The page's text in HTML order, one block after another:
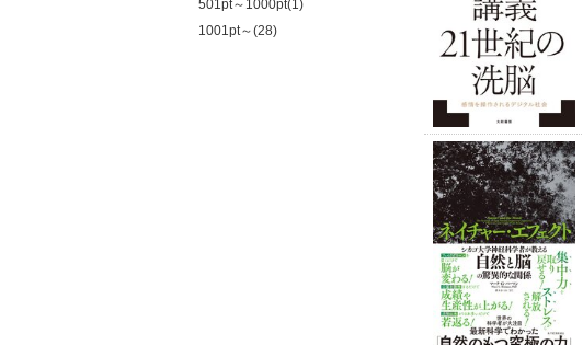
501pt～1000pt(1)
1001pt～(28)